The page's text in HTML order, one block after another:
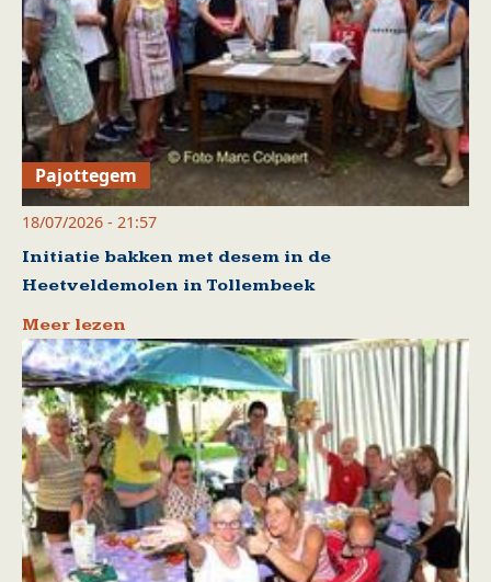
Pajottegem
18/07/2026 - 21:57
Initiatie bakken met desem in de
Heetveldemolen in Tollembeek
Meer lezen